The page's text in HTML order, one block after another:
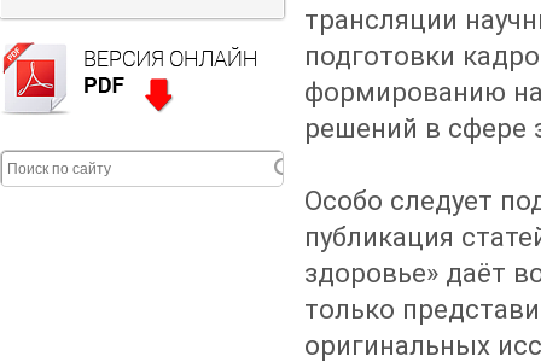
трансляции
подготовки
формированию
решений в сфере
Особо следует
публикация
здоровье» даёт
только
оригинальных